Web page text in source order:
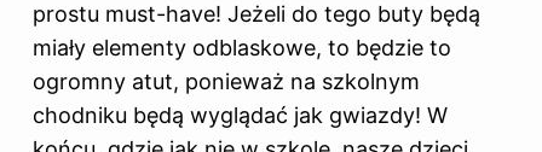
prostu must-have! Jeżeli do tego buty będą
miały elementy odblaskowe, to będzie to
ogromny atut, ponieważ na szkolnym
chodniku będą wyglądać jak gwiazdy! W